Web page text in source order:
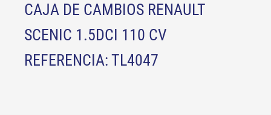
CAJA DE CAMBIOS RENAULT
SCENIC 1.5DCI 110 CV
REFERENCIA: TL4047